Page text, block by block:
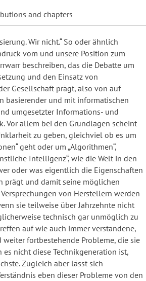
and chapters
Wir nicht.“ So oder ähnlich
vom und unsere Position zum
beschreiben, das die Debatte um
und den Einsatz von
Gesellschaft prägt, also von auf
basierender und mit informatischen
umgesetzter Informations- und
Vor allem bei den Grundlagen scheint
zu geben, gleichviel ob es um
geht oder um „Algorithmen“,
Intelligenz“, wie die Welt in den
oder was eigentlich die Eigenschaften
prägt und damit seine möglichen
von Herstellern werden
sie teilweise über Jahrzehnte nicht
technisch gar unmöglich zu
auf wie auch immer verstandene,
fortbestehende Probleme, die sie
es nicht diese Technikgeneration ist,
Zugleich aber lässt sich
eben dieser Probleme von den